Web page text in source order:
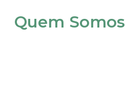
Quem Somos